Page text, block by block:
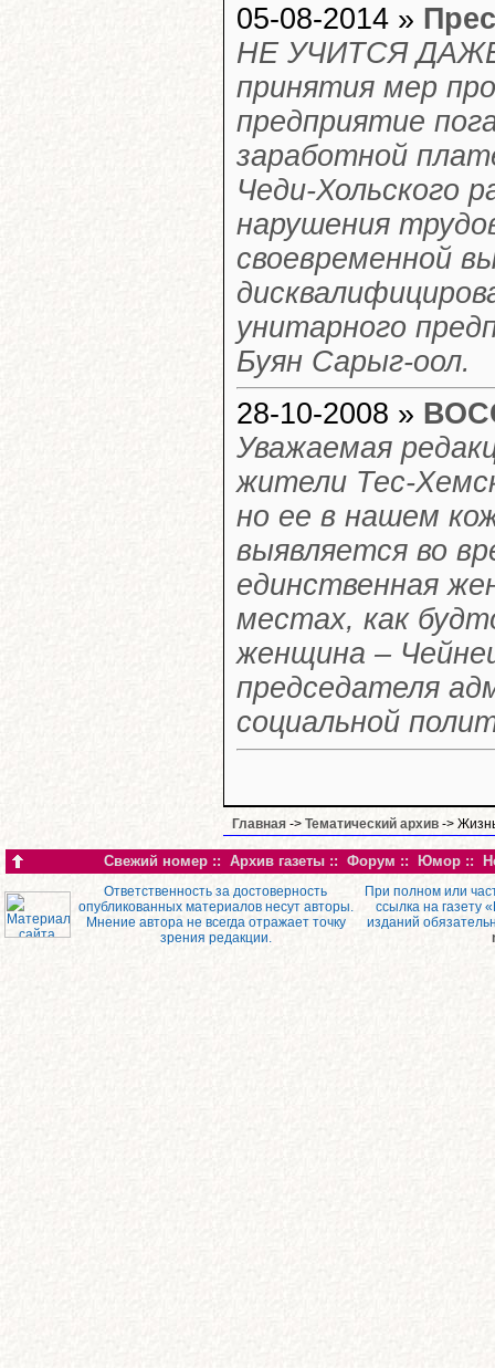
05-08-2014 »
НЕ УЧИТСЯ
принятия мер
предприятие
заработной
Чеди-Хольского
нарушения
своевременной
унитарного
Буян Сарыг-оол.
28-10-2008 »
Уважаемая
жители Тес-
но ее в нашем
выявляется во
единственная
местах, как
женщина –
председателя
социальной
Главная -> Тематический архив ->
Свежий номер :: Архив газеты :: Форум :: Юмор ::
Ответственность за достоверность
опубликованных материалов несут авторы.
Мнение автора не всегда отражает точку
зрения редакции.
При полном или
ссылка на газету
изданий